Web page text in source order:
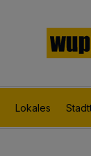
Lokales